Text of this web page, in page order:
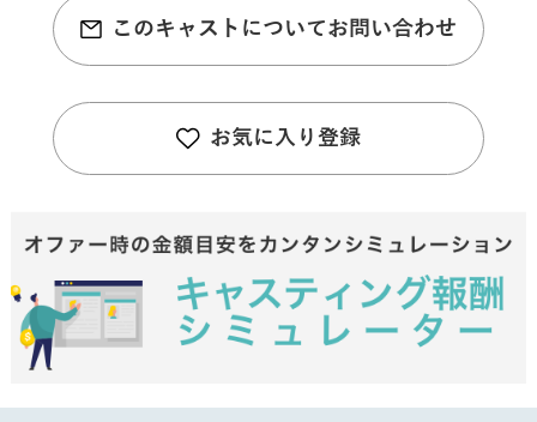
このキャストについてお問い合わせ
お気に入り登録